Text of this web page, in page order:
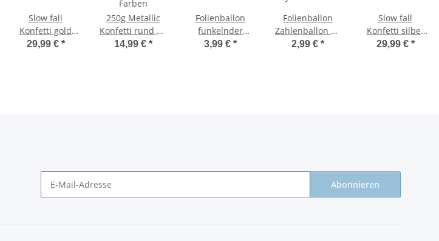
Slow fall
Konfetti gold
5,5x2cm 1 kg
29,99 € *
250g Metallic
Konfetti rund 23
mm in
14,99 € *
Folienballon
funkelnder
Geburtstag gold
3,99 € *
Folienballon
Zahlenballon 50
gold zum
2,99 € *
Slow fall
Konfetti silber
5,5x2cm 1 kg
29,99 € *
Abonnieren